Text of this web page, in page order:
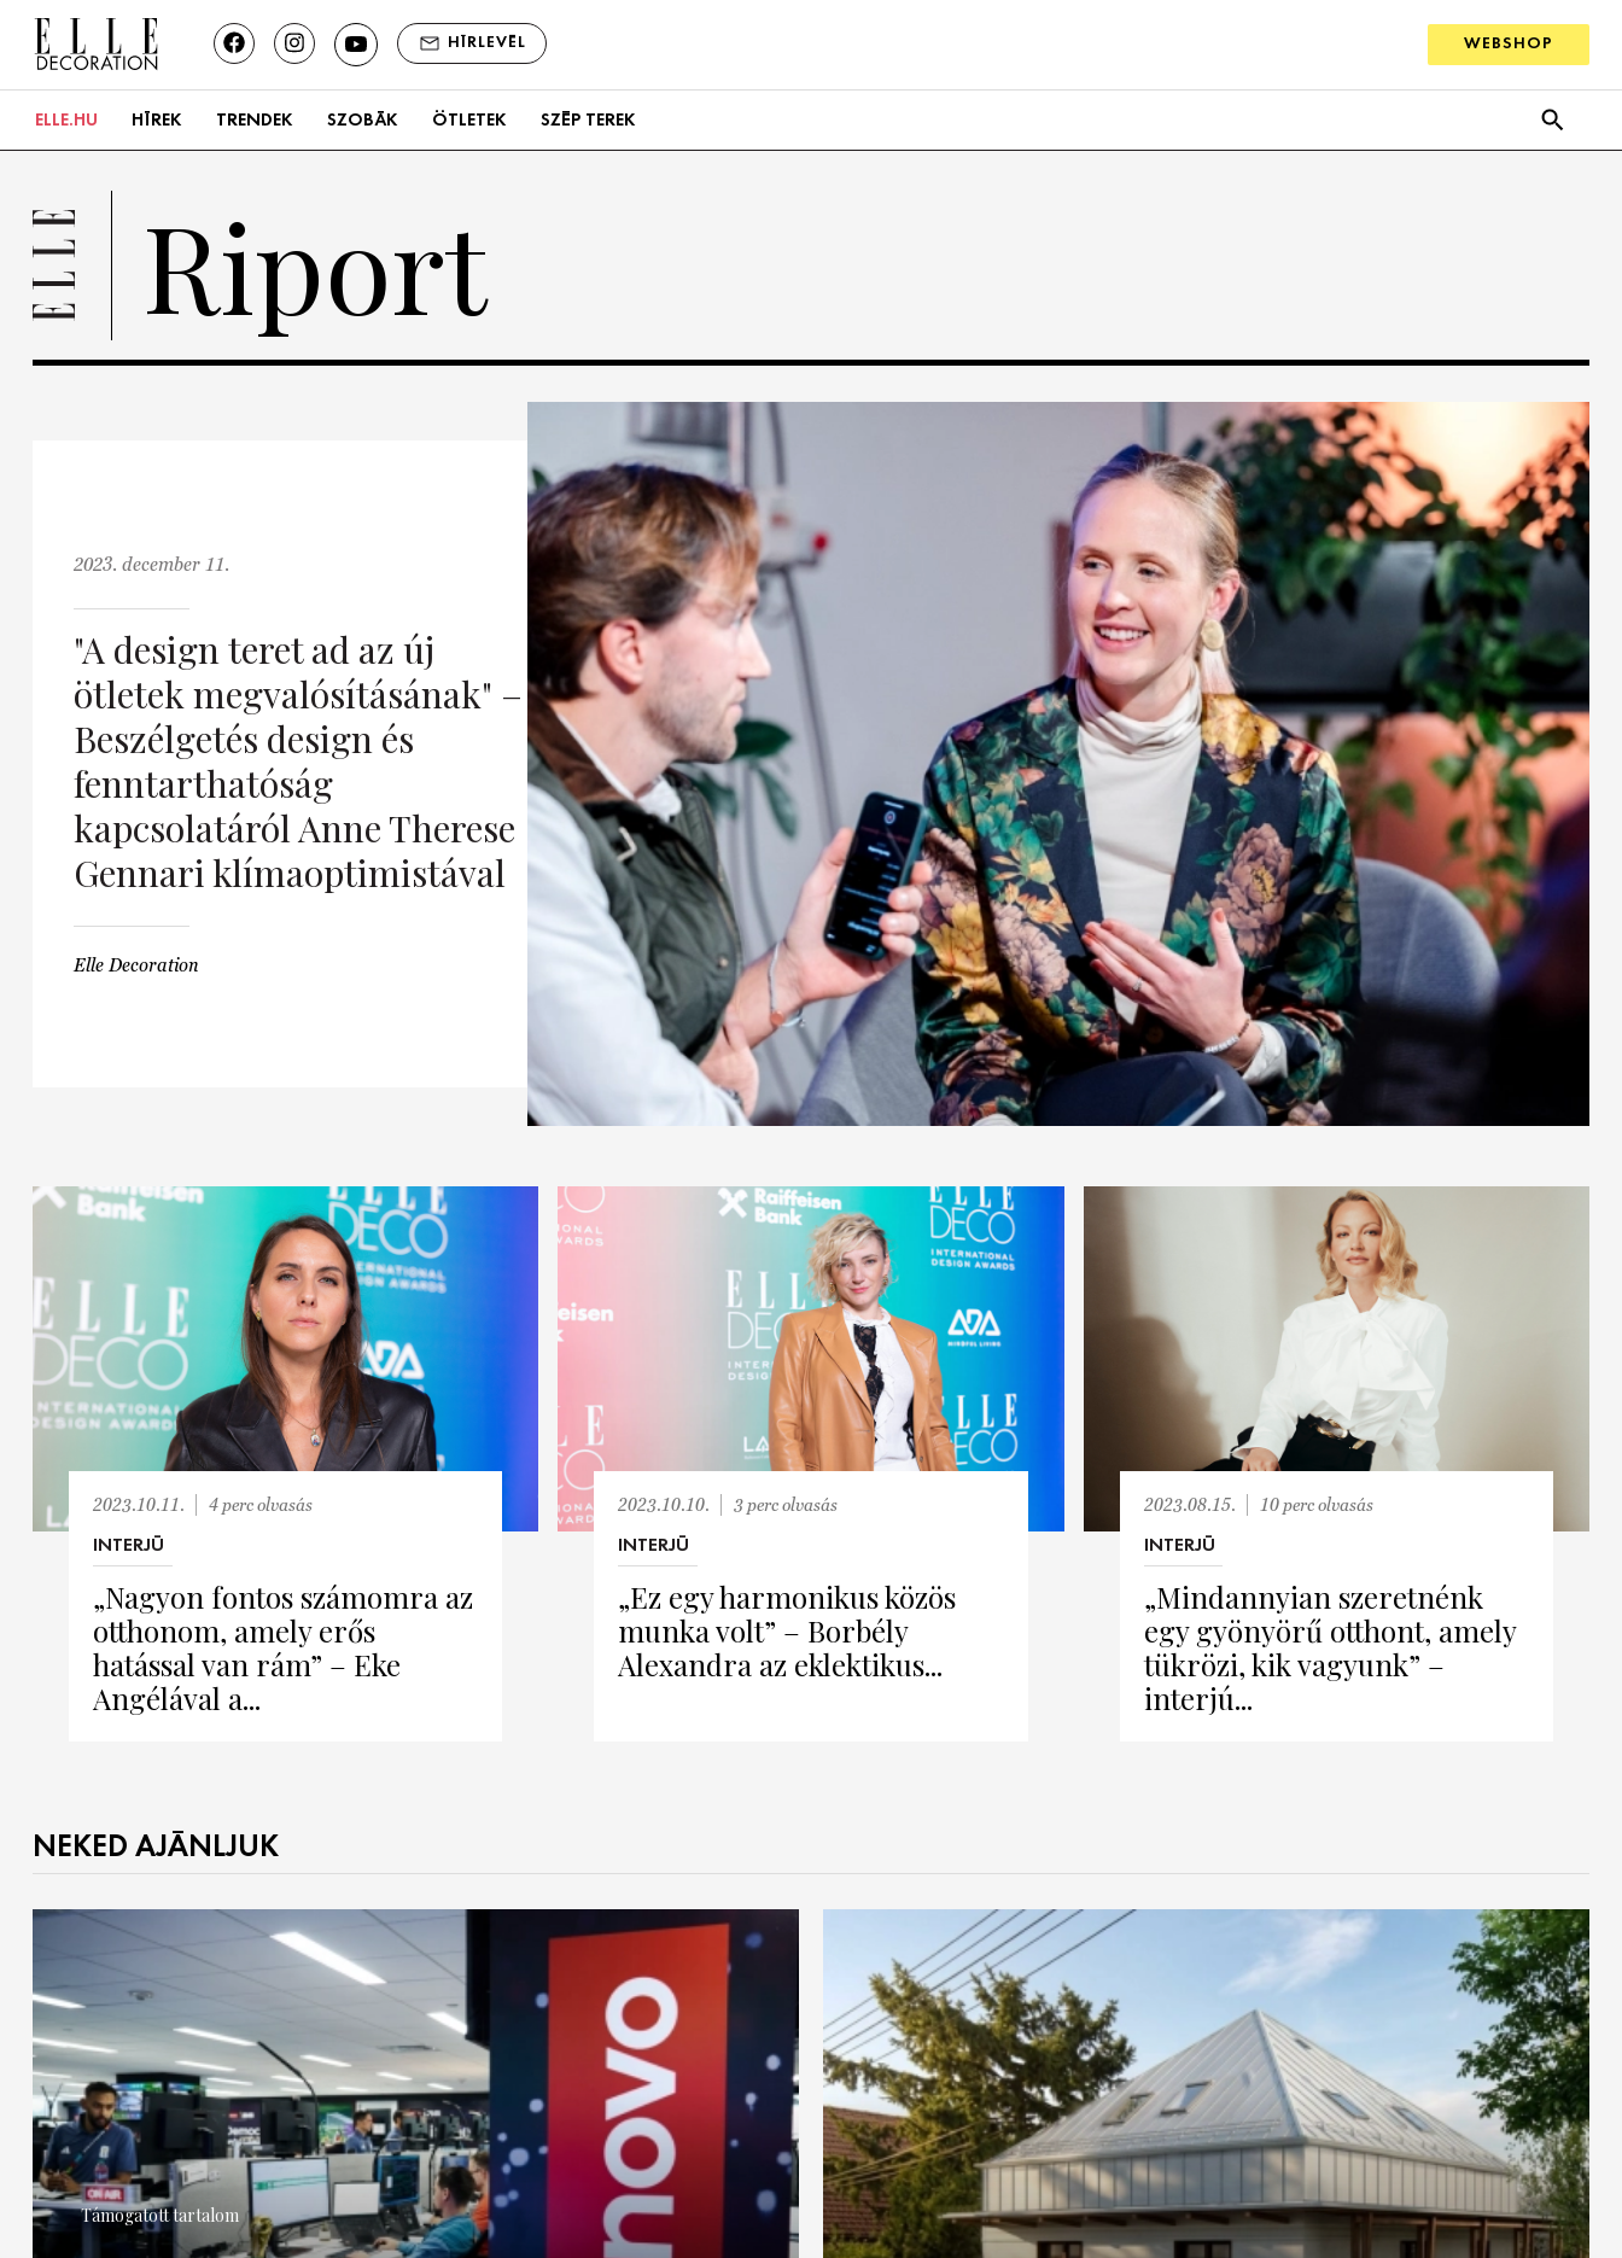
HÍRLEVÉL WEBSHOP
ELLE.HU HÍREK TRENDEK SZOBÁK
Nappali
Hálószoba
ÖTLETEK SZÉP TEREK
Riport
"A design teret ad az új
ötletek megvalósításának" –
Beszélgetés design és
fenntarthatóság
kapcsolatáról Anne Therese
Gennari klímaoptimistával
2023. december 11.
Elle Decoration
„Nagyon fontos számomra az
otthonom, amely erős
hatással van rám” – Eke
Angélával a...
2023.10.11. 4 perc olvasás
INTERJÚ
„Ez egy harmonikus közös
munka volt” – Borbély
Alexandra az eklektikus...
2023.10.10. 3 perc olvasás
INTERJÚ
„Mindannyian szeretnénk
egy gyönyörű otthont, amely
tükrözi, kik vagyunk” –
interjú...
2023.08.15. 10 perc olvasás
INTERJÚ
NEKED AJÁNLJUK
Támogatott tartalom